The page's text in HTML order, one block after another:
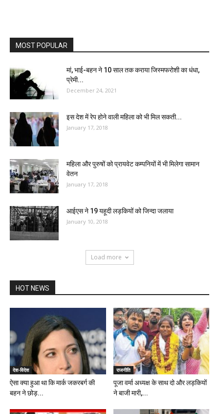
MOST POPULAR
मां, भाई-बहन ने 10 साल तक कराया जिस्मफरोशी का धंधा,
प्रेमी...
December 24, 2021
इस देश में रेप होने वाली महिला को भी मिल सकती...
January 17, 2018
महिला और पुरुषों को प्रायवेट कम्पनियों में भी मिलेगा सामान
वेतन
January 17, 2018
आईएस ने 19 यहूदी लड़कियों को जिन्दा जलाया
January 10, 2018
Load more
HOT NEWS
देश-विदेश
ऐसा क्या हुआ था कि मार्क जकरबर्ग की
बहन ने छोड़...
राजनीति
पूजा वर्मा अध्यक्ष के साथ दो और लड़कियों
ने बाजी मारी,...